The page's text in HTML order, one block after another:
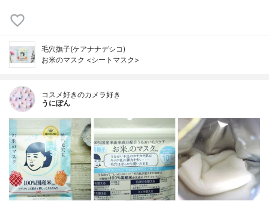
毛穴撫子(ケアナナデシコ)
お米のマスク <シートマスク>
コスメ好きのカメラ好き
うにぽん